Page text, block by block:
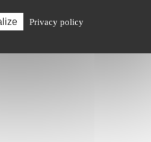
Privacy policy